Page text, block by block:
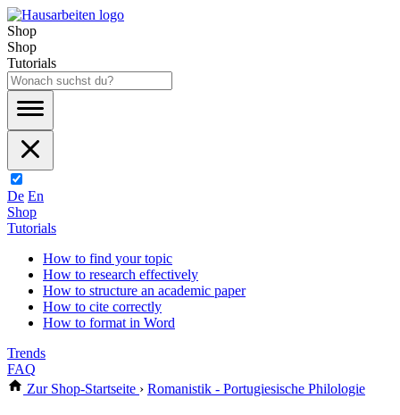
Shop
Shop
Tutorials
De En
Shop
Tutorials
How to find your topic
How to research effectively
How to structure an academic paper
How to cite correctly
How to format in Word
Trends
FAQ
Zur Shop-Startseite › Romanistik - Portugiesische Philologie